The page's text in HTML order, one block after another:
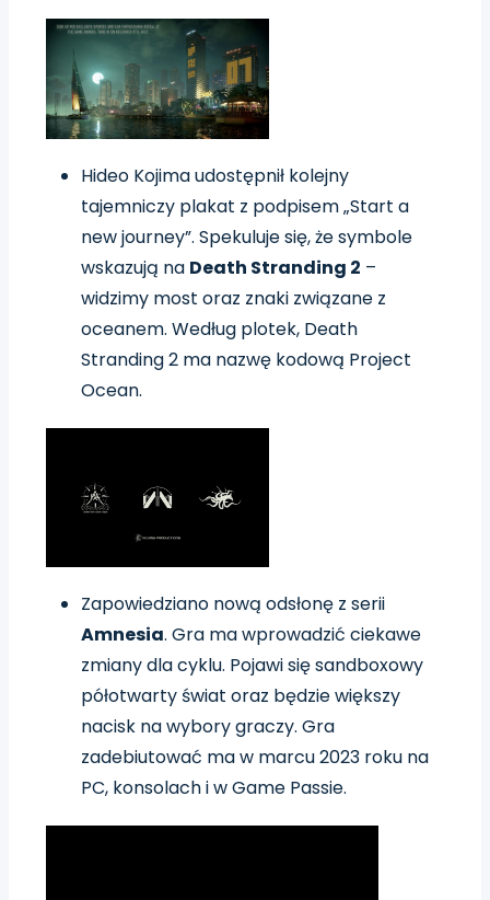
Hideo Kojima udostępnił kolejny
tajemniczy plakat z podpisem „Start a
new journey”. Spekuluje się, że symbole
wskazują na Death Stranding 2 –
widzimy most oraz znaki związane z
oceanem. Według plotek, Death
Stranding 2 ma nazwę kodową Project
Ocean.
Zapowiedziano nową odsłonę z serii
Amnesia. Gra ma wprowadzić ciekawe
zmiany dla cyklu. Pojawi się sandboxowy
półotwarty świat oraz będzie większy
nacisk na wybory graczy. Gra
zadebiutować ma w marcu 2023 roku na
PC, konsolach i w Game Passie.